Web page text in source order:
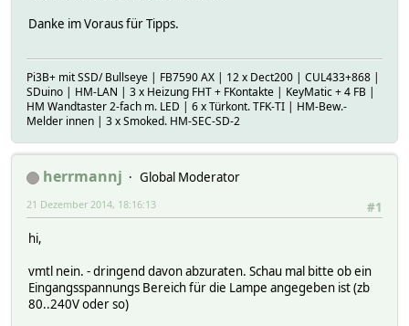
Danke im Voraus für Tipps.
Pi3B+ mit SSD/ Bullseye | FB7590 AX | 12 x Dect200 | CUL433+868 |
SDuino | HM-LAN | 3 x Heizung FHT + FKontakte | KeyMatic + 4 FB |
HM Wandtaster 2-fach m. LED | 6 x Türkont. TFK-TI | HM-Bew.-
Melder innen | 3 x Smoked. HM-SEC-SD-2
herrmannj
Global Moderator
#1
21 Dezember 2014, 18:16:13
hi,
vmtl nein. - dringend davon abzuraten. Schau mal bitte ob ein
Eingangsspannungs Bereich für die Lampe angegeben ist (zb
80..240V oder so)